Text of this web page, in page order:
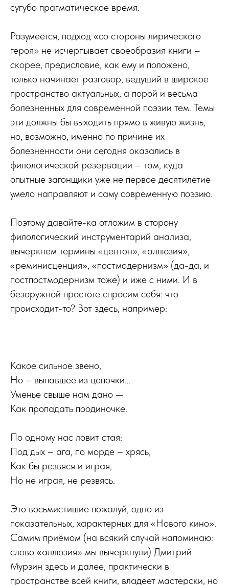
сугубо прагматическое время.
Разумеется, подход «со стороны лирического
героя» не исчерпывает своеобразия книги –
скорее, предисловие, как ему и положено,
только начинает разговор, ведущий в широкое
пространство актуальных, а порой и весьма
болезненных для современной поэзии тем. Темы
эти должны бы выходить прямо в живую жизнь,
но, возможно, именно по причине их
болезненности они сегодня оказались в
филологической резервации – там, куда
опытные загонщики уже не первое десятилетие
умело направляют и саму современную поэзию.
Поэтому давайте-ка отложим в сторону
филологический инструментарий анализа,
вычеркнем термины «центон», «аллюзия»,
«реминисценция», «постмодернизм» (да-да, и
постпостмодернизм тоже) и иже с ними. И в
безоружной простоте спросим себя: что
происходит-то? Вот здесь, например:
Какое сильное звено,
Но – выпавшее из цепочки…
Уменье свыше нам дано —
Как пропадать поодиночке.
По одному нас ловит стая:
Под дых – ага, по морде – хрясь,
Как бы резвяся и играя,
Но не играя, не резвясь.
Это восьмистишие пожалуй, одно из
показательных, характерных для «Нового кино».
Самим приёмом (на всякий случай напоминаю:
слово «аллюзия» мы вычеркнули) Дмитрий
Мурзин здесь и далее, практически в
пространстве всей книги, владеет мастерски, но